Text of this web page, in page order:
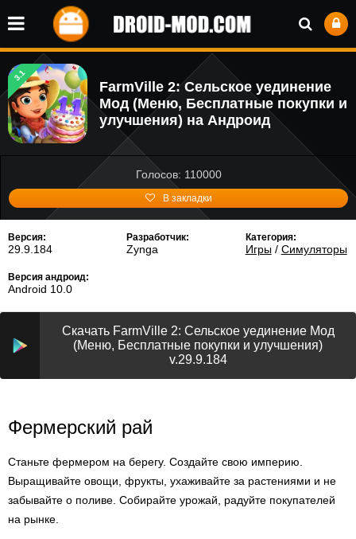
3.1
FarmVille 2: Cельское уединение
Мод (Меню, Бесплатные покупки и
улучшения) на Андроид
Голосов: 110000
В закладки
Версия:
29.9.184
Разработчик:
Zynga
Категория:
Игры/ Симуляторы
Версия андроид:
Android 10.0
Скачать FarmVille 2: Cельское уединение Мод
(Меню, Бесплатные покупки и улучшения)
v.29.9.184
Фермерский рай
Станьте фермером на берегу. Создайте свою империю.
Выращивайте овощи, фрукты, ухаживайте за растениями и не
забывайте о поливе. Собирайте урожай, радуйте покупателей
на рынке.